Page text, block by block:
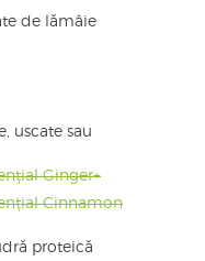
de lămâie
uscate sau
Ginger+
Cinnamon
proteică